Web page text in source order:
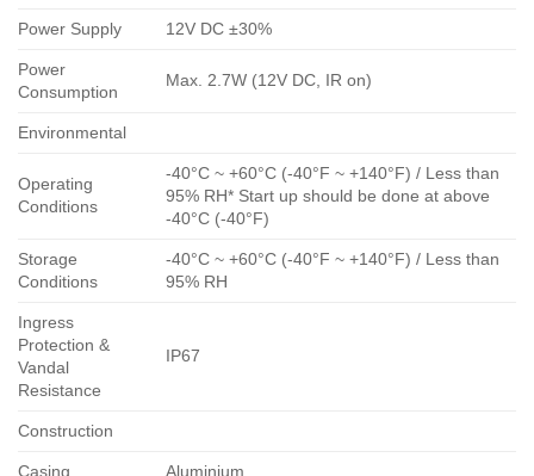
Power Supply 12V DC ±30%
Power
Consumption
Max. 2.7W (12V DC, IR on)
Environmental
Operating
Conditions
-40°C ~ +60°C (-40°F ~ +140°F) / Less than
95% RH* Start up should be done at above
-40°C (-40°F)
Storage
Conditions
-40°C ~ +60°C (-40°F ~ +140°F) / Less than
95% RH
Ingress
Protection &
Vandal
Resistance
IP67
Construction
Casing Aluminium